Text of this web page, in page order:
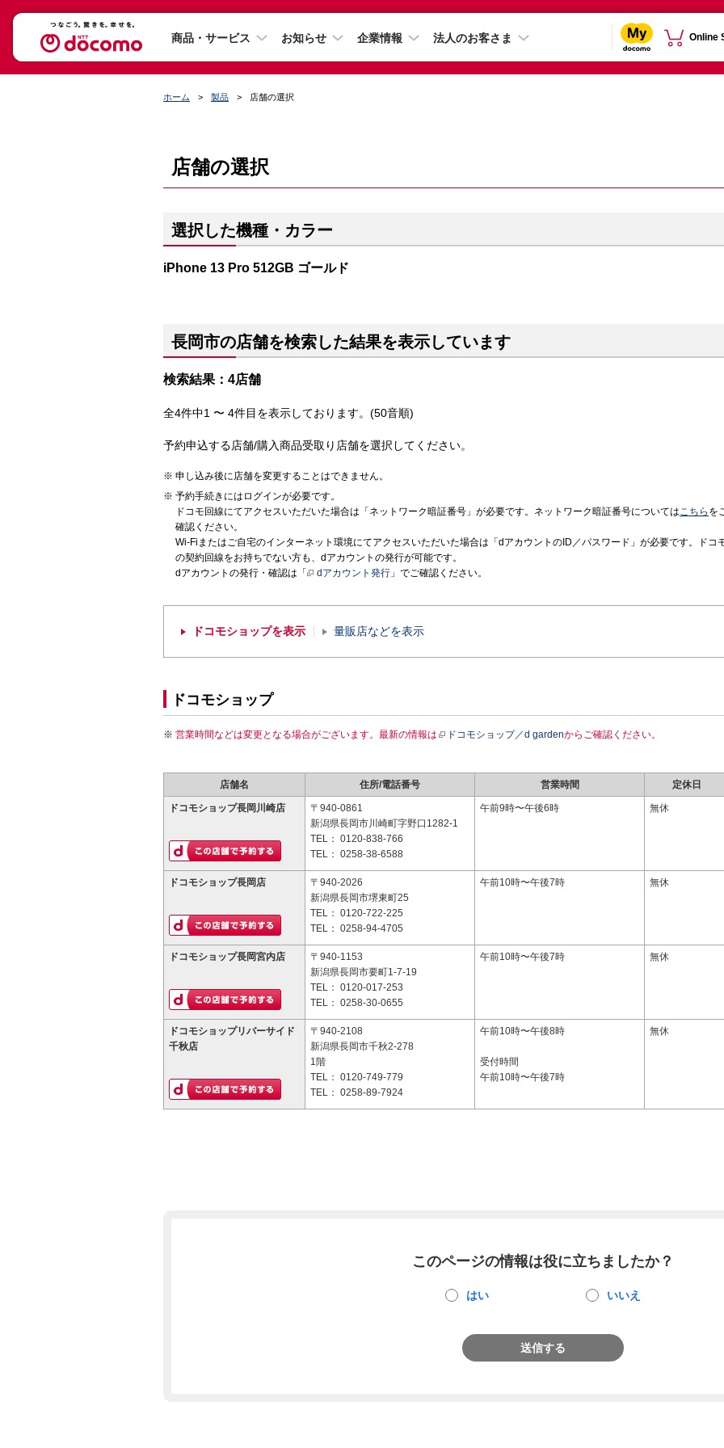
商品・サービス お知らせ 企業情報 法人のお客さま Online
ホーム 製品 店舗の選択
店舗の選択
選択した機種・カラー
iPhone 13 Pro 512GB ゴールド
長岡市の店舗を検索した結果を表示しています
検索結果：4店舗
全4件中1 〜 4件目を表示しております。(50音順)
予約申込する店舗/購入商品受取り店舗を選択してください。
申し込み後に店舗を変更することはできません。
予約手続きにはログインが必要です。
ドコモ回線にてアクセスいただいた場合は「ネットワーク暗証番号」が必要です。ネットワーク暗証番号についてはこちら を
確認ください。
Wi-Fiまたはご自宅のインターネット環境にてアクセスいただいた場合は「dアカウントのID／パスワード」が必要です。ドコ
の契約回線をお持ちでない方も、dアカウントの発行が可能です。
dアカウントの発行・確認は「
dアカウント発行 」でご確認ください。
ドコモショップを表示 量販店などを表示
ドコモショップ
営業時間などは変更となる場合がございます。最新の情報は ドコモショップ／d gardenからご確認ください。
店舗名 住所/電話番号 営業時間 定休日
ドコモショップ長岡川崎店
〒940-0861
新潟県長岡市川崎町字野口1282-1
TEL： 0120-838-766
TEL： 0258-38-6588
午前9時〜午後6時 無休
ドコモショップ長岡店
〒940-2026
新潟県長岡市堺東町25
TEL： 0120-722-225
TEL： 0258-94-4705
午前10時〜午後7時 無休
ドコモショップ長岡宮内店
〒940-1153
新潟県長岡市要町1-7-19
TEL： 0120-017-253
TEL： 0258-30-0655
午前10時〜午後7時 無休
ドコモショップリバーサイド
千秋店
〒940-2108
新潟県長岡市千秋2-278
1階
TEL： 0120-749-779
TEL： 0258-89-7924
午前10時〜午後8時
受付時間
午前10時〜午後7時
無休
このページの情報は役に立ちましたか？
はい いいえ
送信する